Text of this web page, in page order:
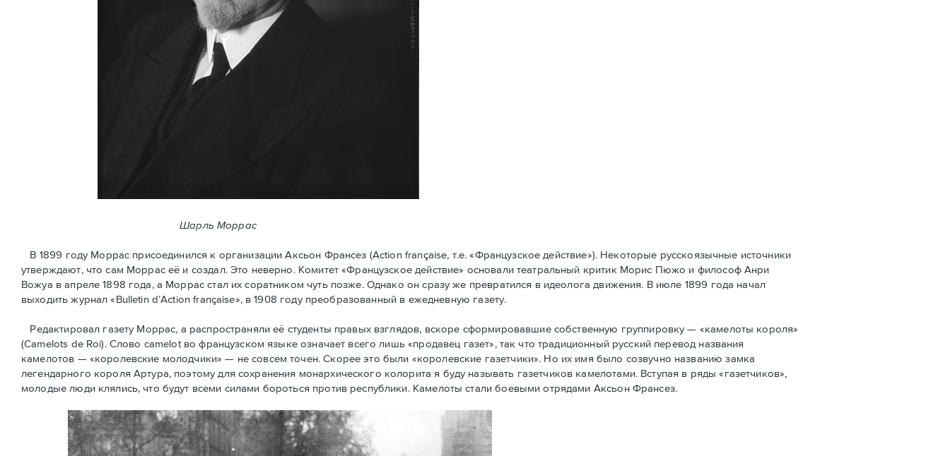
Шарль Моррас
В 1899 году Моррас присоединился к организации Аксьон Франсез (Action française, т.е. «Французское действие»). Некоторые русскоязычные источники
утверждают, что сам Моррас её и создал. Это неверно. Комитет «Французское действие» основали театральный критик Морис Пюжо и философ Анри
Вожуа в апреле 1898 года, а Моррас стал их соратником чуть позже. Однако он сразу же превратился в идеолога движения. В июле 1899 года начал
выходить журнал «Bulletin d’Action française», в 1908 году преобразованный в ежедневную газету.
Редактировал газету Моррас, а распространяли её студенты правых взглядов, вскоре сформировавшие собственную группировку — «камелоты короля»
(Camelots de Roi). Слово camelot во французском языке означает всего лишь «продавец газет», так что традиционный русский перевод названия
камелотов — «королевские молодчики» — не совсем точен. Скорее это были «королевские газетчики». Но их имя было созвучно названию замка
легендарного короля Артура, поэтому для сохранения монархического колорита я буду называть газетчиков камелотами. Вступая в ряды «газетчиков»,
молодые люди клялись, что будут всеми силами бороться против республики. Камелоты стали боевыми отрядами Аксьон Франсез.